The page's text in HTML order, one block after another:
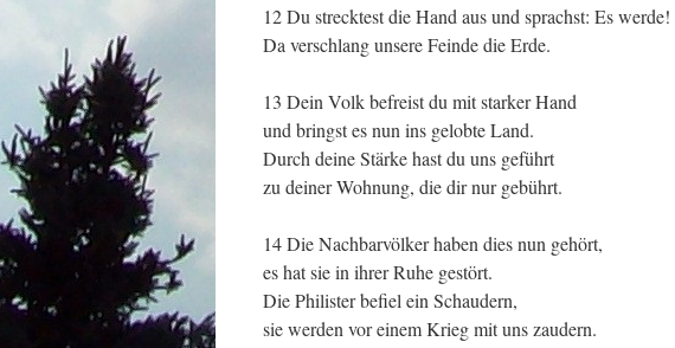
12 Du strecktest die Hand aus und sprachst: Es werde!
Da verschlang unsere Feinde die Erde.
13 Dein Volk befreist du mit starker Hand
und bringst es nun ins gelobte Land.
Durch deine Stärke hast du uns geführt
zu deiner Wohnung, die dir nur gebührt.
14 Die Nachbarvölker haben dies nun gehört,
es hat sie in ihrer Ruhe gestört.
Die Philister befiel ein Schaudern,
sie werden vor einem Krieg mit uns zaudern.